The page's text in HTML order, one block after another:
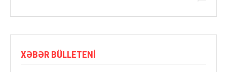
XƏBƏR BÜLLETENI